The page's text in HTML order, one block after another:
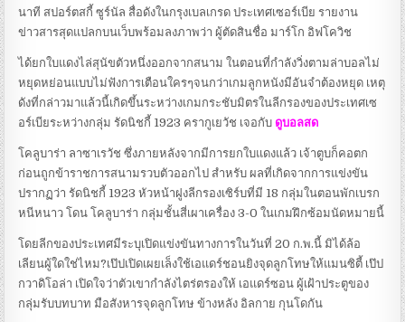
นาที สปอร์ตสกี้ ซูร์นัล สื่อดังในกรุงเบลเกรด ประเทศเซอร์เบีย รายงาน
ข่าวสารสุดแปลกบนเว็บพร้อมลงภาพว่า ผู้ตัดสินชื่อ มาร์โก อิฟโควิช
ได้ยกใบแดงไล่สุนัขตัวหนึ่งออกจากสนาม ในตอนที่กำลังวิ่งตามล่าบอลไม่
หยุดหย่อนแบบไม่ฟังการเตือนใครๆจนกว่าเกมลูกหนังมีอันจำต้องหยุด เหตุ
ดังที่กล่าวมาแล้วนี้เกิดขึ้นระหว่างเกมกระชับมิตรในลีกรองของประเทศเซ
อร์เบียระหว่างกลุ่ม รัดนิชกี้ 1923 ครากูเยวัช เจอกับ ดูบอลสด
โคลูบาร่า ลาซาเรวัช ซึ่งภายหลังจากมีการยกใบแดงแล้ว เจ้าตูบก็คอตก
ก่อนถูกข้าราชการสนามรวบตัวออกไป สำหรับ ผลที่เกิดจากการแข่งขัน
ปรากฏว่า รัดนิชกี้ 1923 หัวหน้าฝูงลีกรองเซิร์บที่มี 18 กลุ่มในตอนพักเบรก
หนีหนาว โดน โคลูบาร่า กลุ่มชั้นสี่เผาเครื่อง 3-0 ในเกมฝึกซ้อมนัดหมายนี้
โดยลีกของประเทศมีระบุเปิดแข่งขันทางการในวันที่ 20 ก.พ.นี้ มิได้ล้อ
เลียนผู้ใดใช่ไหม?เป๊ปเปิดเผยเล็งใช้เอแดร์ชอนยิงจุดลูกโทษให้แมนซิตี้ เป๊ป
กวาดิโอล่า เปิดใจว่าตัวเขากำลังไตร่ตรองให้ เอแดร์ซอน ผู้เฝ้าประตูของ
กลุ่มรับบทบาท มือสังหารจุดลูกโทษ ข้างหลัง อิลกาย กุนโดกัน